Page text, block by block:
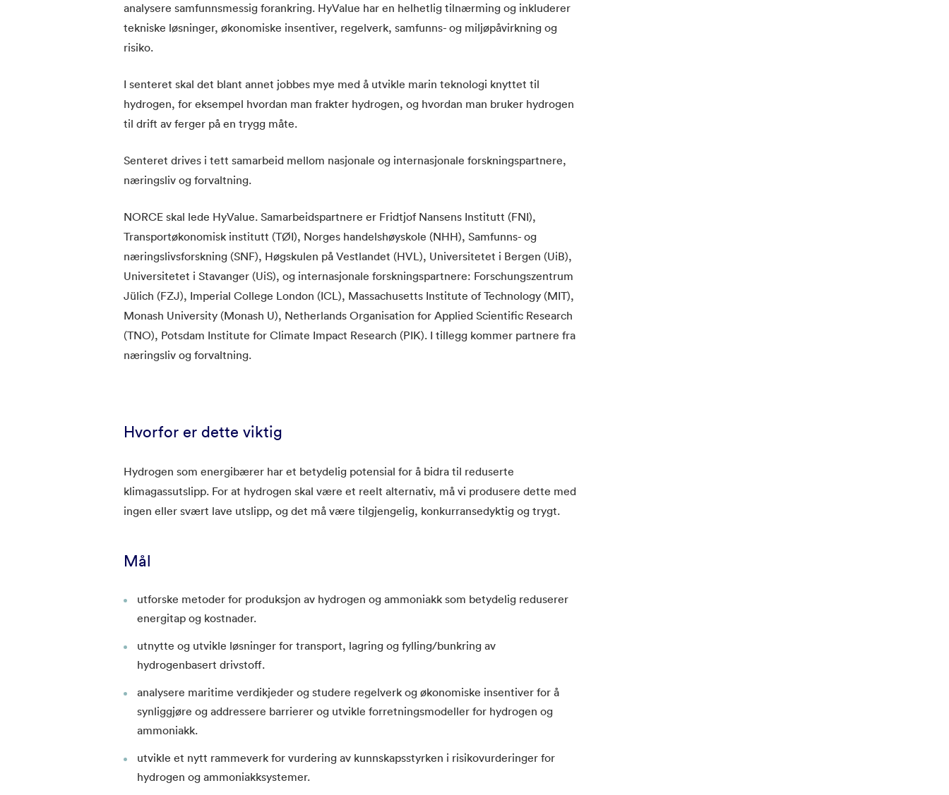
analysere samfunnsmessig forankring. HyValue har en helhetlig tilnærming og inkluderer
tekniske løsninger, økonomiske insentiver, regelverk, samfunns- og miljøpåvirkning og
risiko.
I senteret skal det blant annet jobbes mye med å utvikle marin teknologi knyttet til
hydrogen, for eksempel hvordan man frakter hydrogen, og hvordan man bruker hydrogen
til drift av ferger på en trygg måte.
Senteret drives i tett samarbeid mellom nasjonale og internasjonale forskningspartnere,
næringsliv og forvaltning.
NORCE skal lede HyValue. Samarbeidspartnere er Fridtjof Nansens Institutt (FNI),
Transportøkonomisk institutt (TØI), Norges handelshøyskole (NHH), Samfunns- og
næringslivsforskning (SNF), Høgskulen på Vestlandet (HVL), Universitetet i Bergen (UiB),
Universitetet i Stavanger (UiS), og internasjonale forskningspartnere: Forschungszentrum
Jülich (FZJ), Imperial College London (ICL), Massachusetts Institute of Technology (MIT),
Monash University (Monash U), Netherlands Organisation for Applied Scientific Research
(TNO), Potsdam Institute for Climate Impact Research (PIK). I tillegg kommer partnere fra
næringsliv og forvaltning.
Hvorfor er dette viktig
Hydrogen som energibærer har et betydelig potensial for å bidra til reduserte
klimagassutslipp. For at hydrogen skal være et reelt alternativ, må vi produsere dette med
ingen eller svært lave utslipp, og det må være tilgjengelig, konkurransedyktig og trygt.
Mål
utforske metoder for produksjon av hydrogen og ammoniakk som betydelig reduserer
energitap og kostnader.
utnytte og utvikle løsninger for transport, lagring og fylling/bunkring av
hydrogenbasert drivstoff.
analysere maritime verdikjeder og studere regelverk og økonomiske insentiver for å
synliggjøre og addressere barrierer og utvikle forretningsmodeller for hydrogen og
ammoniakk.
utvikle et nytt rammeverk for vurdering av kunnskapsstyrken i risikovurderinger for
hydrogen og ammoniakksystemer.